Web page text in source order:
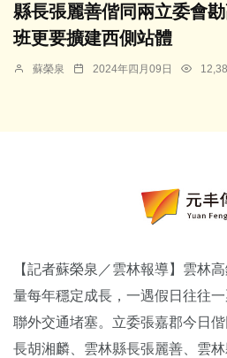
縣長張麗善偕同兩立委會
班更要擴建西側站體
蘇榮泉 2024年四月09日
【記者蘇榮泉／雲林報導】雲林
量每年穩定成長，一遇假日往往
聯外交通堵塞。立委張嘉郡今日
長胡湘麟、雲林縣長張麗善、雲